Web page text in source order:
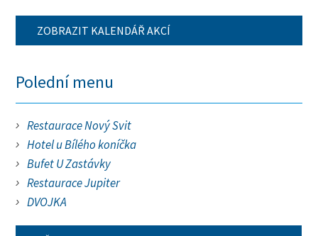
ZOBRAZIT KALENDÁŘ AKCÍ
Polední menu
Restaurace Nový Svit
Hotel u Bílého koníčka
Bufet U Zastávky
Restaurace Jupiter
DVOJKA